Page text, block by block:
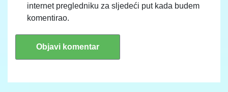
internet pregledniku za sljedeći put kada budem
komentirao.